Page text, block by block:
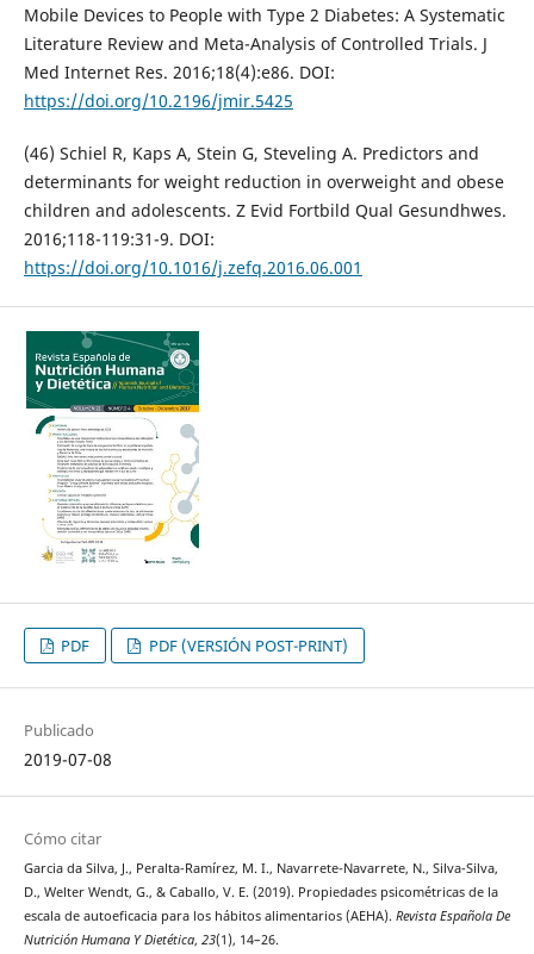
Mobile Devices to People with Type 2 Diabetes: A Systematic
Literature Review and Meta-Analysis of Controlled Trials. J
Med Internet Res. 2016;18(4):e86. DOI:
https://doi.org/10.2196/jmir.5425
(46) Schiel R, Kaps A, Stein G, Steveling A. Predictors and
determinants for weight reduction in overweight and obese
children and adolescents. Z Evid Fortbild Qual Gesundhwes.
2016;118-119:31-9. DOI:
https://doi.org/10.1016/j.zefq.2016.06.001
PDF PDF (VERSIÓN POST-PRINT)
Publicado
2019-07-08
Cómo citar
Garcia da Silva, J., Peralta-Ramírez, M. I., Navarrete-Navarrete, N., Silva-Silva,
D., Welter Wendt, G., & Caballo, V. E. (2019). Propiedades psicométricas de la
escala de autoeficacia para los hábitos alimentarios (AEHA). Revista Española De
Nutrición Humana Y Dietética, 23(1), 14–26.